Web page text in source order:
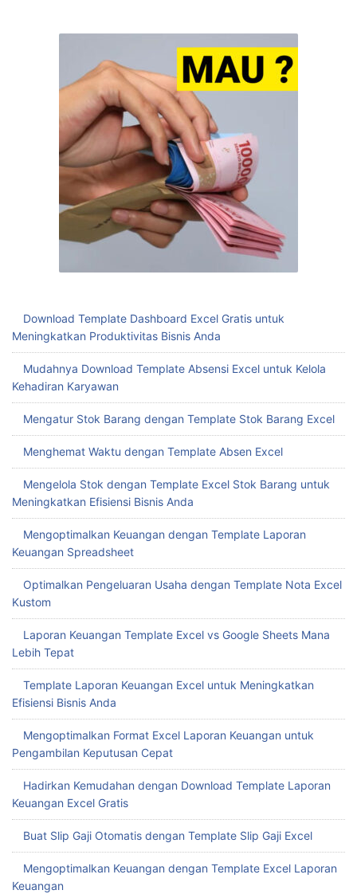
Download Template Dashboard Excel Gratis untuk
Meningkatkan Produktivitas Bisnis Anda
Mudahnya Download Template Absensi Excel untuk Kelola
Kehadiran Karyawan
Mengatur Stok Barang dengan Template Stok Barang Excel
Menghemat Waktu dengan Template Absen Excel
Mengelola Stok dengan Template Excel Stok Barang untuk
Meningkatkan Efisiensi Bisnis Anda
Mengoptimalkan Keuangan dengan Template Laporan
Keuangan Spreadsheet
Optimalkan Pengeluaran Usaha dengan Template Nota Excel
Kustom
Laporan Keuangan Template Excel vs Google Sheets Mana
Lebih Tepat
Template Laporan Keuangan Excel untuk Meningkatkan
Efisiensi Bisnis Anda
Mengoptimalkan Format Excel Laporan Keuangan untuk
Pengambilan Keputusan Cepat
Hadirkan Kemudahan dengan Download Template Laporan
Keuangan Excel Gratis
Buat Slip Gaji Otomatis dengan Template Slip Gaji Excel
Mengoptimalkan Keuangan dengan Template Excel Laporan
Keuangan